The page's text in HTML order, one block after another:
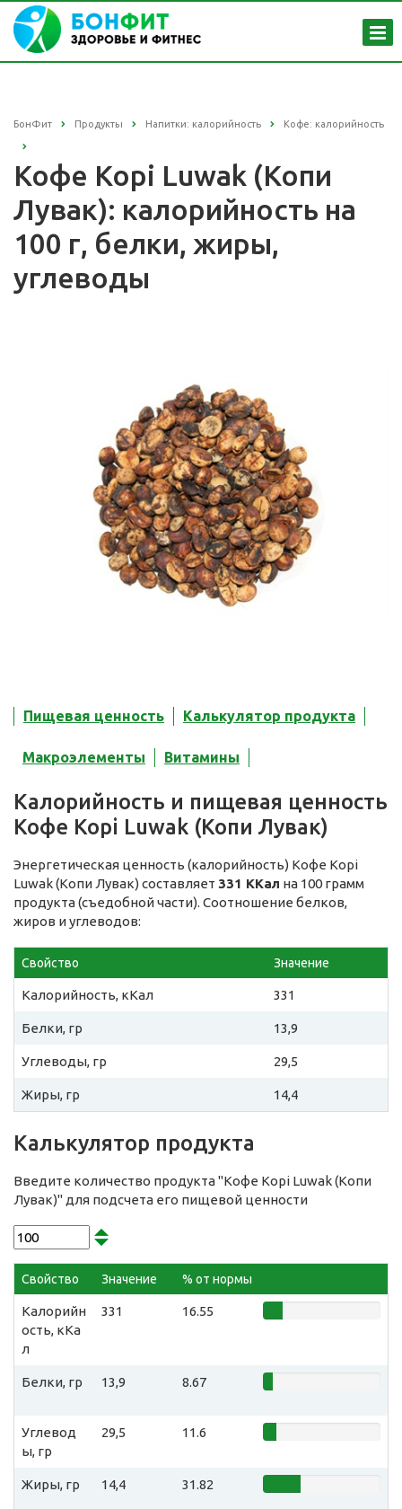
БонФит Продукты Напитки: калорийность Кофе: калорийность
Кофе Kopi Luwak (Копи
Лувак): калорийность на
100 г, белки, жиры,
углеводы
Пищевая ценность Калькулятор продукта
Макроэлементы Витамины
Калорийность и пищевая ценность
Кофе Kopi Luwak (Копи Лувак)
Энергетическая ценность (калорийность) Кофе Kopi
Luwak (Копи Лувак) составляет 331 ККал на 100 грамм
продукта (съедобной части). Соотношение белков,
жиров и углеводов:
Свойство Значение
Калорийность, кКал 331
Белки, гр 13,9
Углеводы, гр 29,5
Жиры, гр 14,4
Калькулятор продукта
Введите количество продукта "Кофе Kopi Luwak (Копи
Лувак)" для подсчета его пищевой ценности
Свойство Значение % от нормы
Калорийн
ость, кКа
л
331 16.55
Белки, гр 13,9 8.67
Углевод
ы, гр
29,5 11.6
Жиры, гр 14,4 31.82